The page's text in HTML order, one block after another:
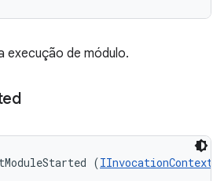
execução de módulo.
(IInvocationContext